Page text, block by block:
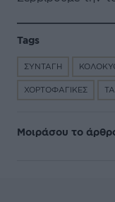
Tags
ΣΥΝΤΑΓΗ
ΧΟΡΤΟΦΑΓΙΚΕΣ
Μοιράσου το